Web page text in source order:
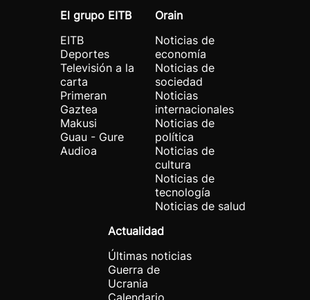
El grupo EITB
EITB
Deportes
Televisión a la
carta
Primeran
Gaztea
Makusi
Guau - Gure
Audioa
Orain
Noticias de
economía
Noticias de
sociedad
Noticias
internacionales
Noticias de
política
Noticias de
cultura
Noticias de
tecnología
Noticias de salud
Actualidad
Últimas noticias
Guerra de
Ucrania
Calendario